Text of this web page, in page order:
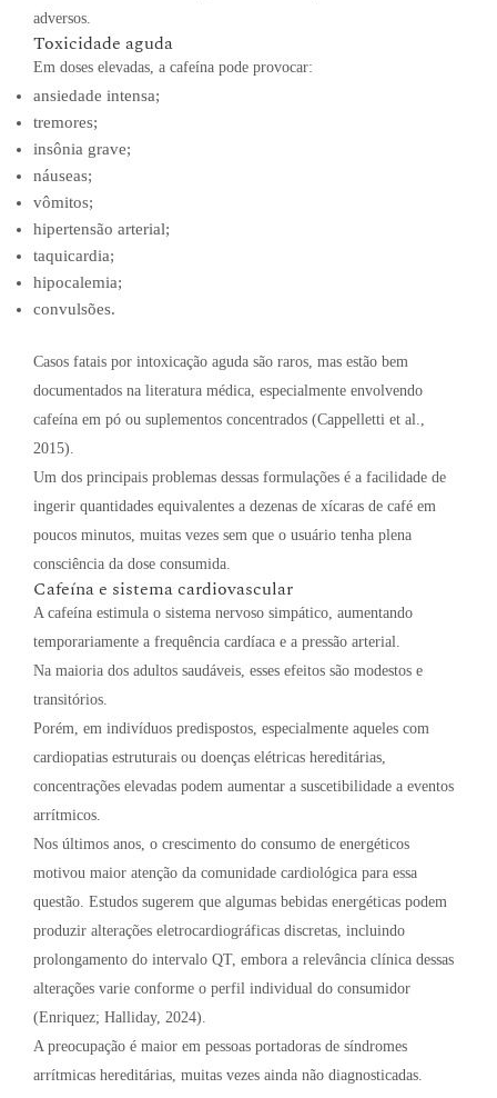
adversos.
Toxicidade aguda
Em doses elevadas, a cafeína pode provocar:
ansiedade intensa;
tremores;
insônia grave;
náuseas;
vômitos;
hipertensão arterial;
taquicardia;
hipocalemia;
convulsões.
Casos fatais por intoxicação aguda são raros, mas estão bem
documentados na literatura médica, especialmente envolvendo
cafeína em pó ou suplementos concentrados (Cappelletti et al.,
2015).
Um dos principais problemas dessas formulações é a facilidade de
ingerir quantidades equivalentes a dezenas de xícaras de café em
poucos minutos, muitas vezes sem que o usuário tenha plena
consciência da dose consumida.
Cafeína e sistema cardiovascular
A cafeína estimula o sistema nervoso simpático, aumentando
temporariamente a frequência cardíaca e a pressão arterial.
Na maioria dos adultos saudáveis, esses efeitos são modestos e
transitórios.
Porém, em indivíduos predispostos, especialmente aqueles com
cardiopatias estruturais ou doenças elétricas hereditárias,
concentrações elevadas podem aumentar a suscetibilidade a eventos
arrítmicos.
Nos últimos anos, o crescimento do consumo de energéticos
motivou maior atenção da comunidade cardiológica para essa
questão. Estudos sugerem que algumas bebidas energéticas podem
produzir alterações eletrocardiográficas discretas, incluindo
prolongamento do intervalo QT, embora a relevância clínica dessas
alterações varie conforme o perfil individual do consumidor
(Enriquez; Halliday, 2024).
A preocupação é maior em pessoas portadoras de síndromes
arrítmicas hereditárias, muitas vezes ainda não diagnosticadas.